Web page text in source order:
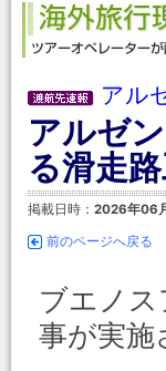
アル
アルゼ
る滑走
掲載日時： 2026年06
前のページへ戻る
ブエノ
事が実施